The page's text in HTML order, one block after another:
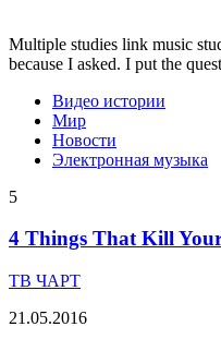
Multiple studies link music
because I asked. I put the
Видео истории
Мир
Новости
Электронная музыка
5
4 Things That Kill Your
ТВ ЧАРТ
21.05.2016